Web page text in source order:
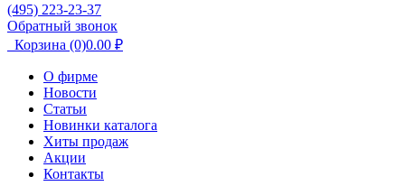
(495) 223-23-37
Обратный звонок
Корзина (0)0.00 ₽
О фирме
Новости
Статьи
Новинки каталога
Хиты продаж
Акции
Контакты